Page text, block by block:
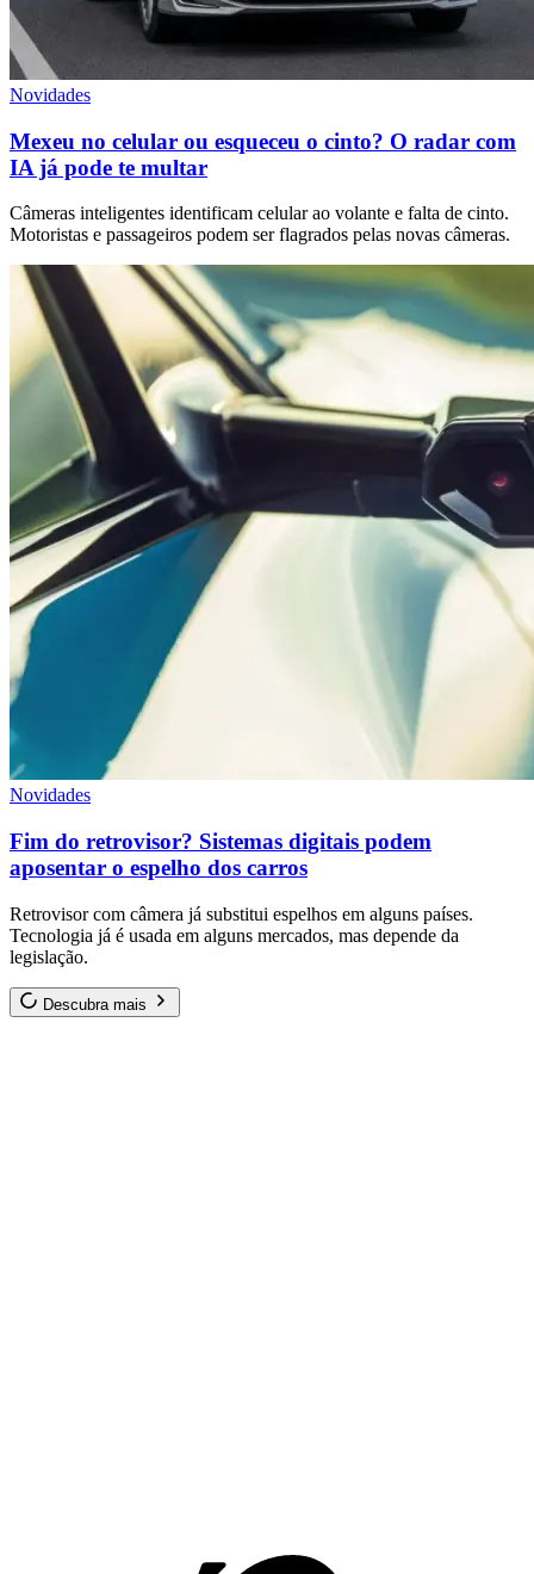
Novidades
Mexeu no celular ou esqueceu o cinto? O radar com
IA já pode te multar
Câmeras inteligentes identificam celular ao volante e falta de cinto.
Motoristas e passageiros podem ser flagrados pelas novas câmeras.
Novidades
Fim do retrovisor? Sistemas digitais podem
aposentar o espelho dos carros
Retrovisor com câmera já substitui espelhos em alguns países.
Tecnologia já é usada em alguns mercados, mas depende da
legislação.
Descubra mais